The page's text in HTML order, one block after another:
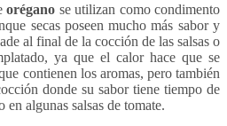
orégano se utilizan como condimento
secas poseen mucho más sabor y
al final de la cocción de las salsas o
ya que el calor hace que se
contienen los aromas, pero también
donde su sabor tiene tiempo de
algunas salsas de tomate.